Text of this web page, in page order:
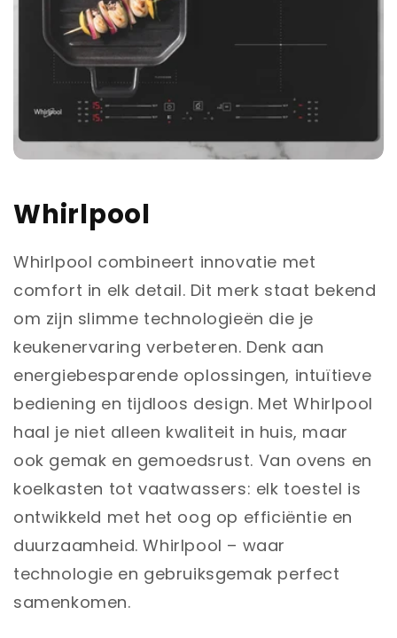
Whirlpool
Whirlpool combineert innovatie met
comfort in elk detail. Dit merk staat bekend
om zijn slimme technologieën die je
keukenervaring verbeteren. Denk aan
energiebesparende oplossingen, intuïtieve
bediening en tijdloos design. Met Whirlpool
haal je niet alleen kwaliteit in huis, maar
ook gemak en gemoedsrust. Van ovens en
koelkasten tot vaatwassers: elk toestel is
ontwikkeld met het oog op efficiëntie en
duurzaamheid. Whirlpool – waar
technologie en gebruiksgemak perfect
samenkomen.